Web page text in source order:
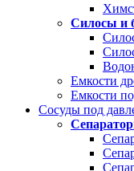
Силосы и
Емкости
Емкости
Сосуды под